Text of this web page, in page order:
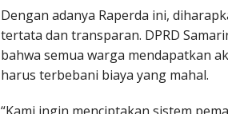
Dengan adanya Raperda ini,
tertata dan transparan. DPRD
bahwa semua warga mendapatkan
harus terbebani biaya yang mahal.